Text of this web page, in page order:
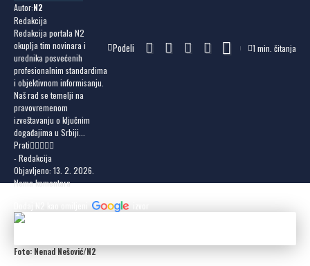
Autor:N2
Redakcija
Redakcija portala N2
okuplja tim novinara i
urednika posvećenih
profesionalnim standardima
i objektivnom informisanju.
Naš rad se temelji na
pravovremenom
izveštavanju o ključnim
događajima u Srbiji...
Prati
- Redakcija
Objavljeno: 13. 2. 2026.
Nema komentara
Podeli 1 min. čitanja
Foto: Nenad Nešović/N2